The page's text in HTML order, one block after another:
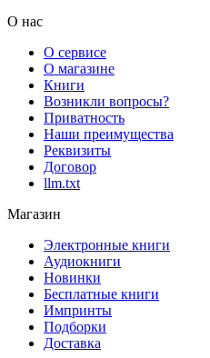
О нас
О сервисе
О магазине
Книги
Возникли вопросы?
Приватность
Наши преимущества
Реквизиты
Договор
llm.txt
Магазин
Электронные книги
Аудиокниги
Новинки
Бесплатные книги
Импринты
Подборки
Доставка